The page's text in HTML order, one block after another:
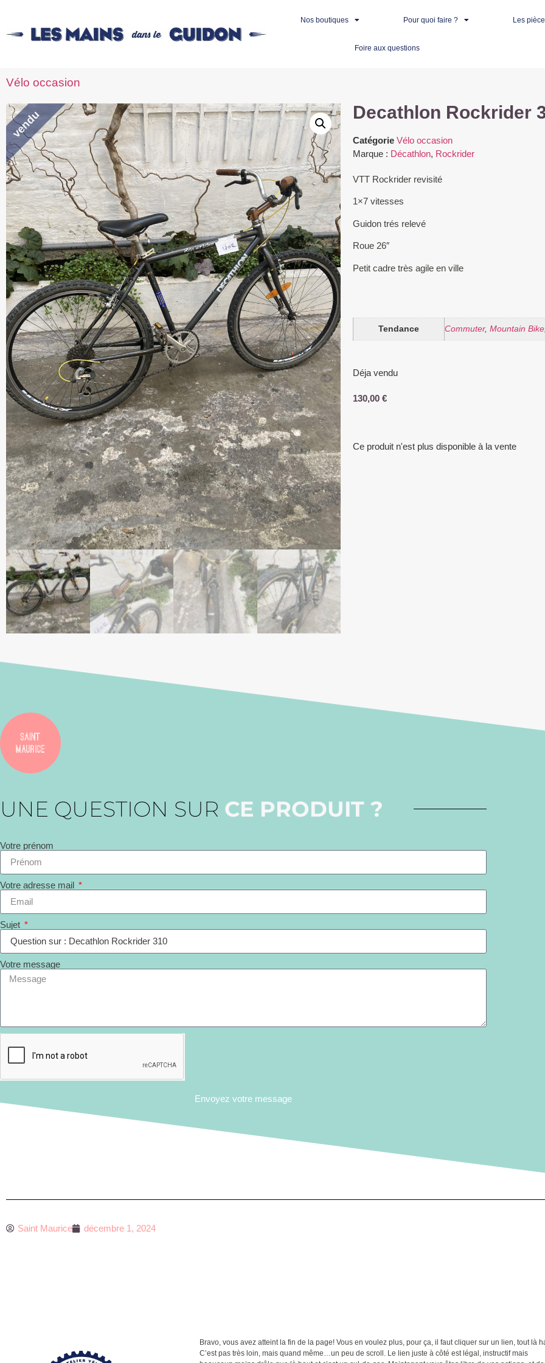
Nos boutiques Pour quoi faire ? Les
Foire aux questions
Vélo occasion
vendu Decathlon Rockrider
Catégorie Vélo occasion
Marque : Décathlon, Rockrider
VTT Rockrider revisité
1×7 vitesses
Guidon trés relevé
Roue 26″
Petit cadre très agile en ville
Tendance Commuter, Mountain Bike
Déja vendu
130,00 €
Ce produit n'est plus disponible à la vente
UNE QUESTION SUR CE PRODUIT ?
Votre prénom
Votre adresse mail
Sujet
Votre message
Envoyez votre message
Saint Maurice décembre 1, 2024
Bravo, vous avez atteint la fin de la page! Vous en voulez plus, pour ça, il faut cliquer sur un lien, tout là
C’est pas très loin, mais quand même…un peu de scroll. Le lien juste à côté est légal, instructif mais